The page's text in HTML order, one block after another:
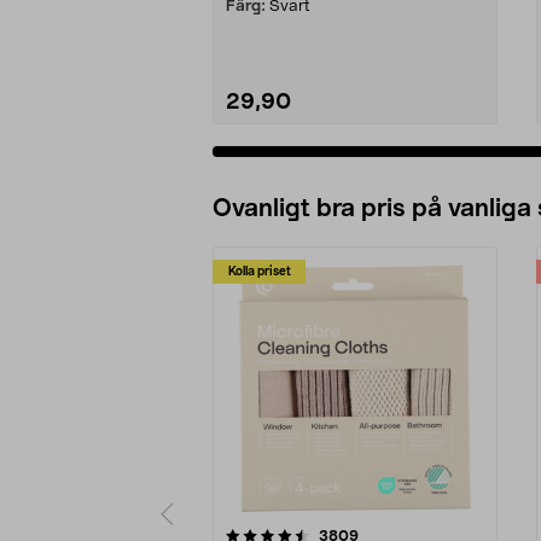
Färg: Svart
29,90
Ovanligt bra pris på vanliga
Kolla priset
3809recensioner
4.0av 5 stjärnor